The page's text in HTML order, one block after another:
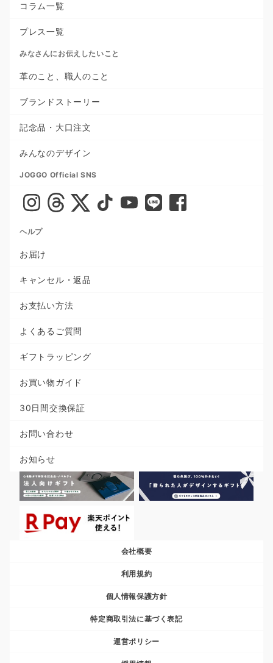
コラム一覧
プレス一覧
みなさんにお伝えしたいこと
革のこと、職人のこと
ブランドストーリー
記念品・大口注文
みんなのデザイン
JOGGO Official SNS
ヘルプ
お届け
キャンセル・返品
お支払い方法
よくあるご質問
ギフトラッピング
お買い物ガイド
30日間交換保証
お問い合わせ
お知らせ
会社概要
利用規約
個人情報保護方針
特定商取引法に基づく表記
運営ポリシー